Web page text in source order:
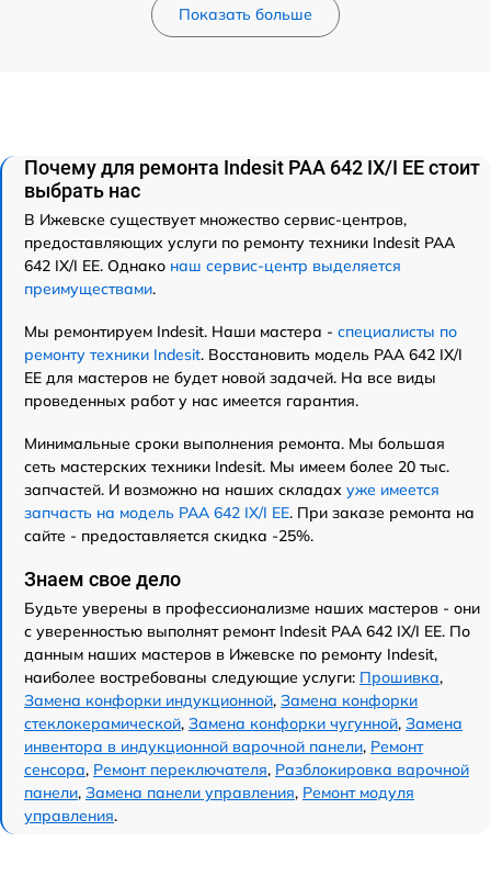
Показать больше
Почему для ремонта Indesit PAA 642 IX/I EE стоит
выбрать нас
В Ижевске существует множество сервис-центров,
предоставляющих услуги по ремонту техники Indesit PAA
642 IX/I EE. Однако наш сервис-центр выделяется
преимуществами.
Мы ремонтируем Indesit. Наши мастера - специалисты по
ремонту техники Indesit. Восстановить модель PAA 642 IX/I
EE для мастеров не будет новой задачей. На все виды
проведенных работ у нас имеется гарантия.
Минимальные сроки выполнения ремонта. Мы большая
сеть мастерских техники Indesit. Мы имеем более 20 тыс.
запчастей. И возможно на наших складах уже имеется
запчасть на модель PAA 642 IX/I EE. При заказе ремонта на
сайте - предоставляется скидка -25%.
Знаем свое дело
Будьте уверены в профессионализме наших мастеров - они
с уверенностью выполнят ремонт Indesit PAA 642 IX/I EE. По
данным наших мастеров в Ижевске по ремонту Indesit,
наиболее востребованы следующие услуги: Прошивка,
Замена конфорки индукционной, Замена конфорки
стеклокерамической, Замена конфорки чугунной, Замена
инвентора в индукционной варочной панели, Ремонт
сенсора, Ремонт переключателя, Разблокировка варочной
панели, Замена панели управления, Ремонт модуля
управления.